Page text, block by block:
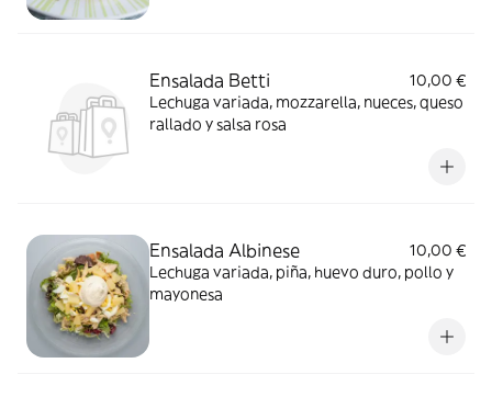
Ensalada Betti
10,00 €
Lechuga variada, mozzarella, nueces, queso
rallado y salsa rosa
Ensalada Albinese
10,00 €
Lechuga variada, piña, huevo duro, pollo y
mayonesa